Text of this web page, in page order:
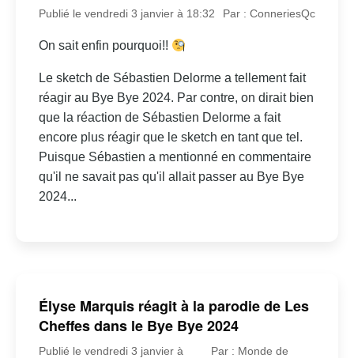
Publié le vendredi 3 janvier à 18:32 Par : ConneriesQc
On sait enfin pourquoi!!
Le sketch de Sébastien Delorme a tellement fait
réagir au Bye Bye 2024. Par contre, on dirait bien
que la réaction de Sébastien Delorme a fait
encore plus réagir que le sketch en tant que tel.
Puisque Sébastien a mentionné en commentaire
qu'il ne savait pas qu'il allait passer au Bye Bye
2024...
Élyse Marquis réagit à la parodie de Les
Cheffes dans le Bye Bye 2024
Publié le vendredi 3 janvier à
Par : Monde de